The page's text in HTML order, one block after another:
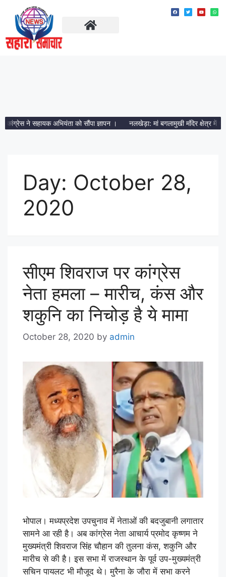
ने सहायक अभियंता को सौंपा ज्ञापन । नलखेड़ा: मां बगलामुखी मंदिर क्षेत्र में
Day: October 28,
2020
सीएम शिवराज पर कांग्रेस
नेता हमला – मारीच, कंस और
शकुनि का निचोड़ है ये मामा
October 28, 2020 by admin
भोपाल। मध्यप्रदेश उपचुनाव में नेताओं की बदजुबानी लगातार
सामने आ रही है। अब कांग्रेस नेता आचार्य प्रमोद कृष्णम ने
मुख्यमंत्री शिवराज सिंह चौहान की तुलना कंस, शकुनि और
मारीच से की है। इस सभा में राजस्थान के पूर्व उप-मुख्यमंत्री
सचिन पायलट भी मौजूद थे। मुरैना के जौरा में सभा करने